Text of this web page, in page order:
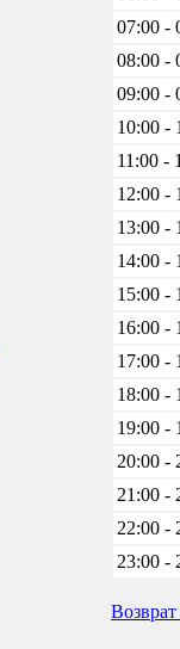
07:00 -
08:00 -
09:00 -
10:00 -
11:00 -
12:00 -
13:00 -
14:00 -
15:00 -
16:00 -
17:00 -
18:00 -
19:00 -
20:00 -
21:00 -
22:00 -
23:00 -
Возврат